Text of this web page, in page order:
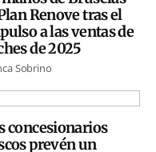
Renove tras el
a las ventas de
de 2025
Sobrino
concesionarios
prevén un